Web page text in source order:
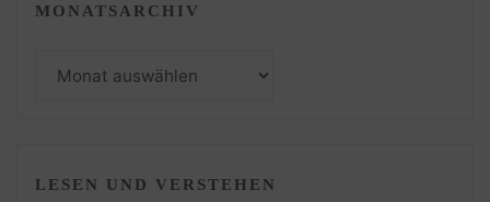
MONATSARCHIV
LESEN UND VERSTEHEN